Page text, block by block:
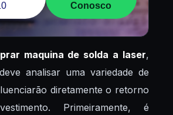
Conosco
maquina de solda a laser,
analisar uma variedade de
diretamente o retorno
Primeiramente, é